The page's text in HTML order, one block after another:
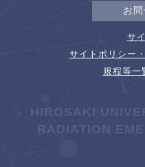
お
サ
サイトポリシー
規程等一
HIROSAKI
RADIATION